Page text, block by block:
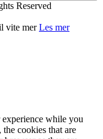
Reserved
vite mer Les mer
while you
cookies that are